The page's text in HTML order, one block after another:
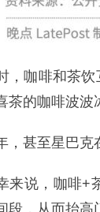
，咖啡和茶
茶的咖啡波波
，甚至星巴克
来说，咖啡+
段，从而抬高